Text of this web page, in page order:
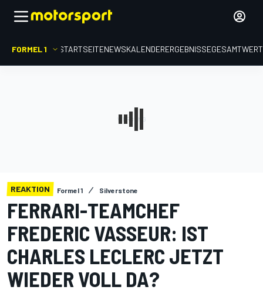
FORMEL 1 STARTSEITENEWSKALENDERERGEBNISSE
REAKTION Formel 1 Silverstone
FERRARI-TEAMCHEF
FREDERIC VASSEUR: IST
CHARLES LECLERC JETZT
WIEDER VOLL DA?